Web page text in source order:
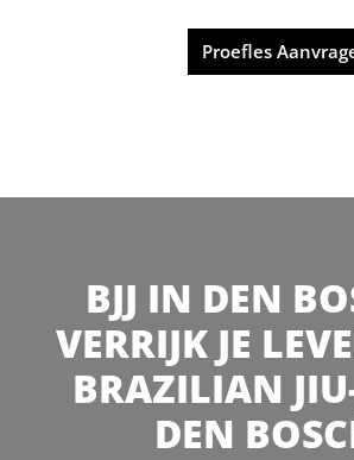
Proefles
BJJ IN DEN
VERRIJK JE
BRAZILIAN
DEN